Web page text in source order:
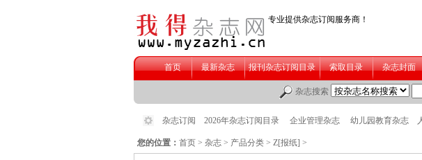
您的位置： 首页 > 杂志 > 产品分类 > Z[报纸] >